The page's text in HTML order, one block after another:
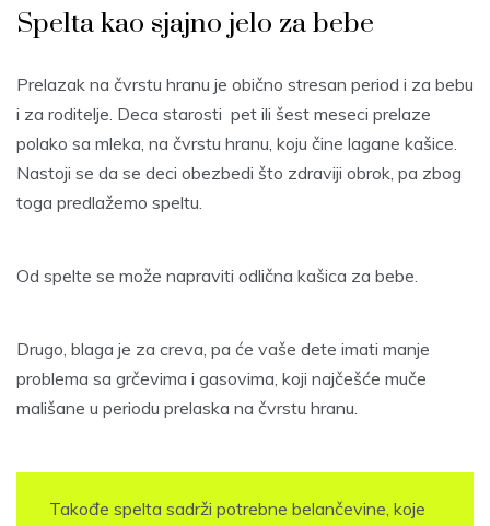
Spelta kao sjajno jelo za bebe
Prelazak na čvrstu hranu je obično stresan period i za bebu
i za roditelje. Deca starosti pet ili šest meseci prelaze
polako sa mleka, na čvrstu hranu, koju čine lagane kašice.
Nastoji se da se deci obezbedi što zdraviji obrok, pa zbog
toga predlažemo speltu.
Od spelte se može napraviti odlična kašica za bebe.
Drugo, blaga je za creva, pa će vaše dete imati manje
problema sa grčevima i gasovima, koji najčešće muče
mališane u periodu prelaska na čvrstu hranu.
Takođe spelta sadrži potrebne belančevine, koje